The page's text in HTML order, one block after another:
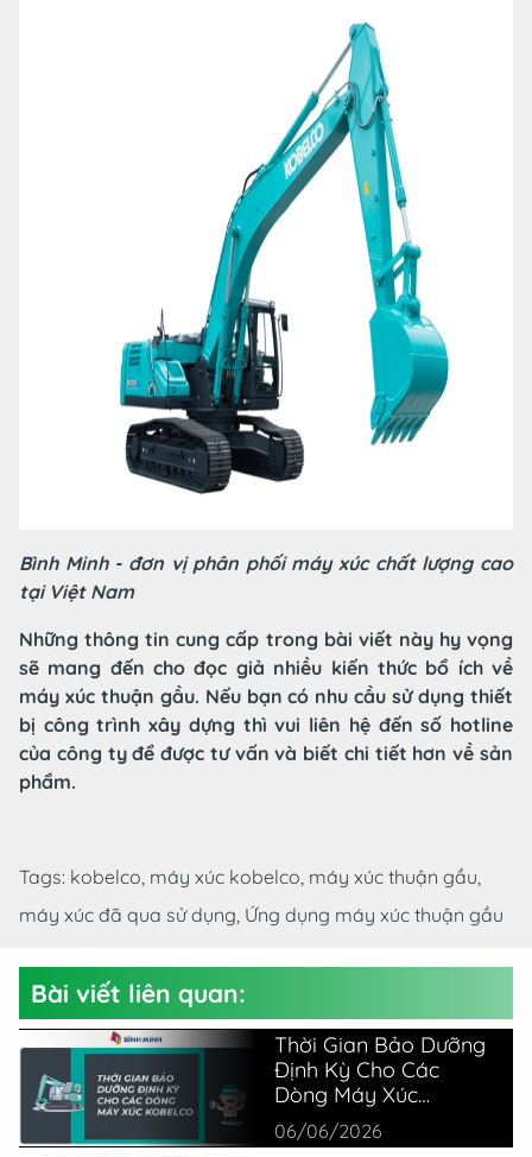
Bình Minh - đơn vị phân phối máy xúc chất lượng cao
tại Việt Nam
Những thông tin cung cấp trong bài viết này hy vọng
sẽ mang đến cho đọc giả nhiều kiến thức bổ ích về
máy xúc thuận gầu. Nếu bạn có nhu cầu sử dụng thiết
bị công trình xây dựng thì vui liên hệ đến số hotline
của công ty để được tư vấn và biết chi tiết hơn về sản
phẩm.
Tags: kobelco, máy xúc kobelco, máy xúc thuận gầu,
máy xúc đã qua sử dụng, Ứng dụng máy xúc thuận gầu
Bài viết liên quan:
Thời Gian Bảo Dưỡng
Định Kỳ Cho Các
Dòng Máy Xúc
Kobelco
06/06/2026